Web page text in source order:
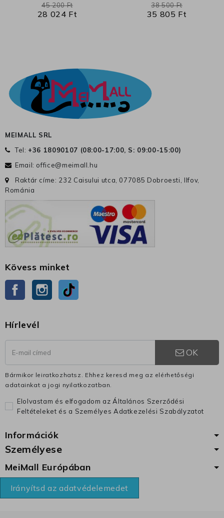
28 024 Ft
45 200 Ft
35 805 Ft
38 500 Ft
MEIMALL SRL
Tel: +36 18090107 (08:00-17:00, S: 09:00-15:00)
Email: office@meimall.hu
Raktár címe: 232 Caisului utca, 077085 Dobroesti, Ilfov,
Románia
Kövess minket
Facebook Instagram
Hírlevél
OK
Bármikor leiratkozhatsz. Ehhez keresd meg az elérhetőségi
adatainkat a jogi nyilatkozatban.
Elolvastam és elfogadom az Általános Szerződési
Feltételeket és a Személyes Adatkezelési Szabályzatot
Információk
Személyese
MeiMall Európában
Irányítsd az adatvédelemedet